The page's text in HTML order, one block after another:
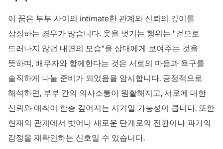
이 꿈은 부부 사이의 intimate한 관계와 신뢰의 깊이를
상징하는 경우가 많습니다. 옷을 벗기는 행위는 ''겉으로
드러나지 않던 내면의 모습''을 상대에게 보여주는 것을
뜻하며, 배우자와 함께한다는 것은 서로의 마음과 욕구를
솔직하게 나눌 준비가 되었음을 암시합니다. 긍정적으로
해석하면, 부부 간의 의사소통이 원활해지고, 서로에 대한
신뢰와 애착이 한층 깊어지는 시기일 가능성이 큽니다. 또한
현재의 관계에서 벗어나 새로운 단계로의 전환이나 과거의
감정을 재확인하는 신호일 수 있습니다.